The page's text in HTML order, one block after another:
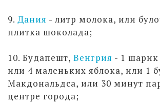
9. Дания - литр молока, или
плитка шоколада;
10. Будапешт, Венгрия - 1
или 4 маленьких яблока, или 1
Макдональдса, или 30 минут
центре города;